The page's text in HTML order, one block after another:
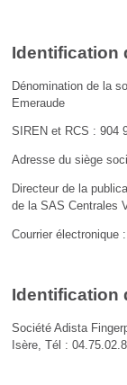
Identification
Dénomination de la
Emeraude
SIREN et RCS : 904
Adresse du siège
Directeur de la
de la SAS Centrales
Courrier électronique
Identification
Société Adista
Isère, Tél :